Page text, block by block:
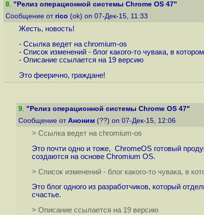
8. "Релиз операционной системы Chrome OS 47"
Сообщение от rico (ok) on 07-Дек-15, 11:33
Жесть, новость!
- Ссылка ведет на chromium-os
- Список изменений - блог какого-то чувака, в
- Описание ссылается на 19 версию
Это феерично, граждане!
9. "Релиз операционной системы Chrome OS 47"
Сообщение от Аноним (??) on 07-Дек-15, 12:06
> Ссылка ведет на chromium-os
Это почти одно и тоже, СhromeOS готовый
создаются на основе Сhromium OS.
> Список изменений - блог какого-то чувака, в
Это блог одного из разработчиков, который
счастье.
> Описание ссылается на 19 версию